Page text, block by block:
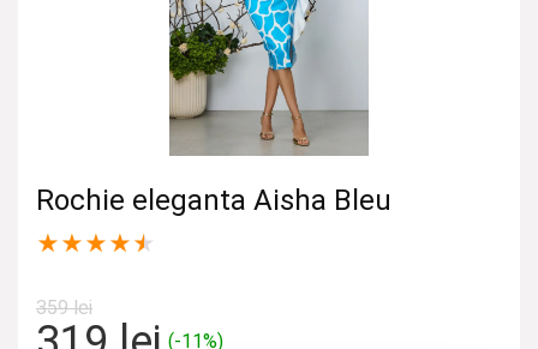
Rochie eleganta Aisha Bleu
★★★★★
359lei
(-11%)